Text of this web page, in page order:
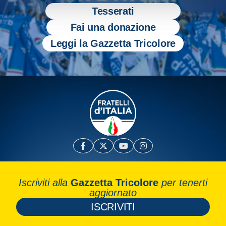
Tesserati
Fai una donazione
Leggi la Gazzetta Tricolore
Iscriviti alla Gazzetta Tricolore per tenerti
aggiornato
ISCRIVITI